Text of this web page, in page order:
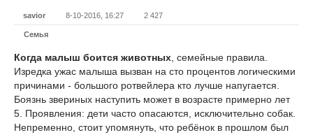
savior 8-10-2016, 16:27 2 427
Семья
Когда малыш боится животных , семейные правила.
Изредка ужас малыша вызван на сто процентов логическими
причинами - большого ротвейлера кто лучше напугается.
Боязнь звериных наступить может в возрасте примерно лет
5. Проявления: дети часто опасаются, исключительно собак.
Непременно, стоит упомянуть, что ребёнок в прошлом был